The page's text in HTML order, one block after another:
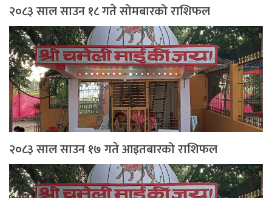
२०८३ साल साउन १८ गते सोमबारको राशिफल
२०८३ साल साउन १७ गते आइतबारको राशिफल